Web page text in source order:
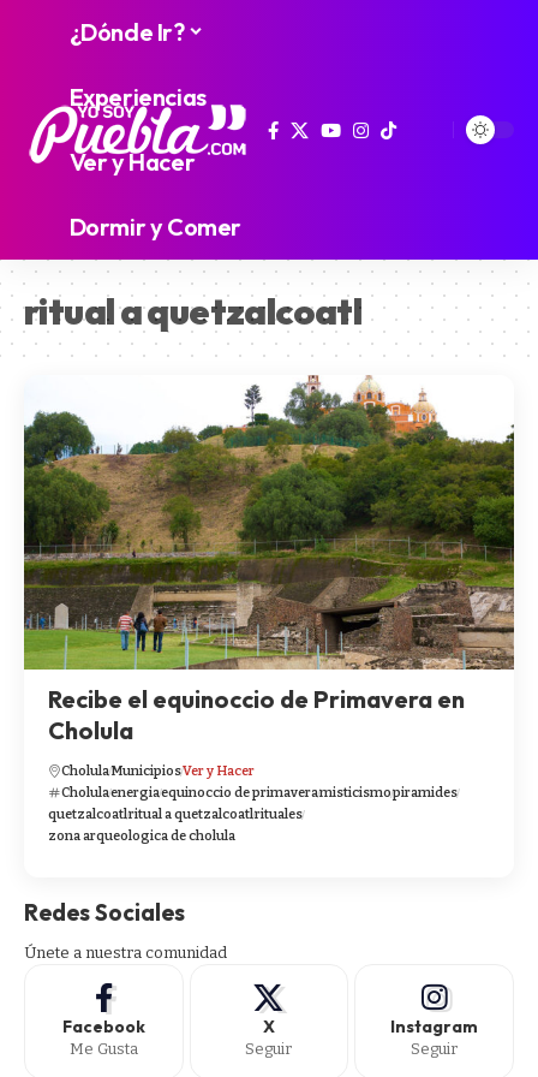
¿Dónde Ir?
Experiencias
Ver y Hacer
Dormir y Comer
ritual a quetzalcoatl
Recibe el equinoccio de Primavera en
Cholula
CholulaMunicipiosVer y Hacer
Cholulaenergiaequinoccio de primaveramisticismopiramides
quetzalcoatlritual a quetzalcoatlrituales
zona arqueologica de cholula
Redes Sociales
Únete a nuestra comunidad
Facebook
Me Gusta
X
Seguir
Instagram
Seguir